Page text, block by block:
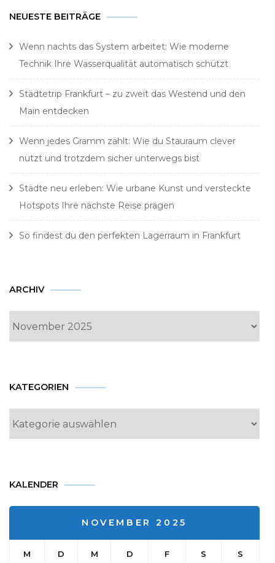
NEUESTE BEITRÄGE
Wenn nachts das System arbeitet: Wie moderne
Technik Ihre Wasserqualität automatisch schützt
Städtetrip Frankfurt – zu zweit das Westend und den
Main entdecken
Wenn jedes Gramm zählt: Wie du Stauraum clever
nutzt und trotzdem sicher unterwegs bist
Städte neu erleben: Wie urbane Kunst und versteckte
Hotspots Ihre nächste Reise prägen
So findest du den perfekten Lagerraum in Frankfurt
ARCHIV Archiv
KATEGORIEN
KALENDER
NOVEMBER 2025
M D M D F S S